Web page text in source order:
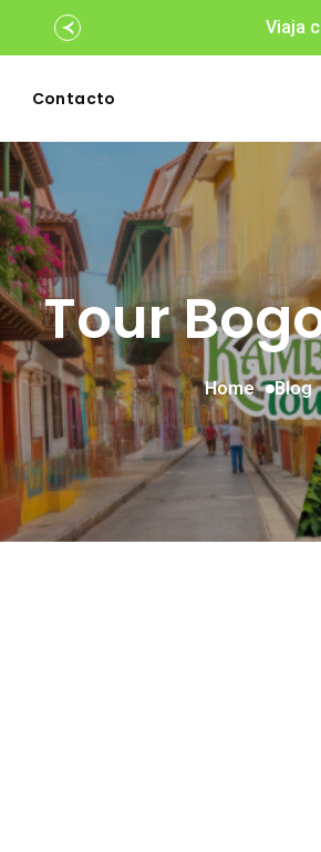
Viaja
Contacto
Tour
Home Blog